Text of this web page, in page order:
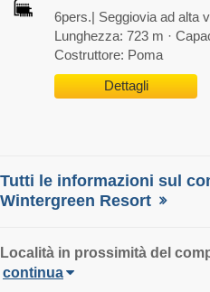
6pers.| Seggiovia ad alta
Lunghezza: 723 m ·
Costruttore: Poma
Dettagli
Tutti le informazioni sul
Wintergreen Resort
Località in prossimità del
continua